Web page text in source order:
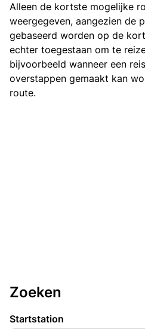
Alleen de kortste mogelijke
weergegeven, aangezien de
gebaseerd worden op de
echter toegestaan om te
bijvoorbeeld wanneer een
overstappen gemaakt kan
route.
Zoeken
Startstation